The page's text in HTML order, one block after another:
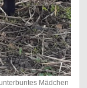
Mädchen